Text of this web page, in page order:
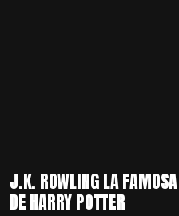
J.K. ROWLING LA
DE HARRY POTTER